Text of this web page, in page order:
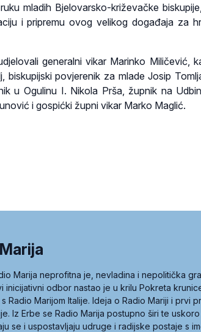
mladih Bjelovarsko-križevačke
i pripremu ovog velikog događaja za
generalni vikar Marinko Miličević,
biskupijski povjerenik za mlade Josip
u Ogulinu I. Nikola Prša, župnik na
i gospićki župni vikar Marko Maglić.
Marija neprofitna je, nevladina i nepolitička
inicijativni odbor nastao je u krilu Pokreta
Radio Marijom Italije. Ideja o Radio Mariji i prvi
Iz Erbe se Radio Marija postupno širi te
se i uspostavljaju udruge i radijske postaje s